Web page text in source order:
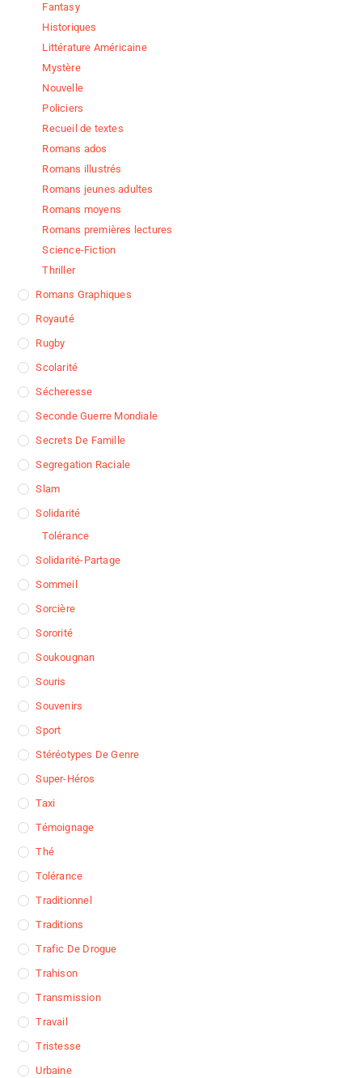
Fantasy
Historiques
Littérature Américaine
Mystère
Nouvelle
Policiers
Recueil de textes
Romans ados
Romans illustrés
Romans jeunes adultes
Romans moyens
Romans premières lectures
Science-Fiction
Thriller
Romans Graphiques
Royauté
Rugby
Scolarité
Sécheresse
Seconde Guerre Mondiale
Secrets De Famille
Segregation Raciale
Slam
Solidarité
Tolérance
Solidarité-Partage
Sommeil
Sorcière
Sororité
Soukougnan
Souris
Souvenirs
Sport
Stéréotypes De Genre
Super-Héros
Taxi
Témoignage
Thé
Tolérance
Traditionnel
Traditions
Trafic De Drogue
Trahison
Transmission
Travail
Tristesse
Urbaine